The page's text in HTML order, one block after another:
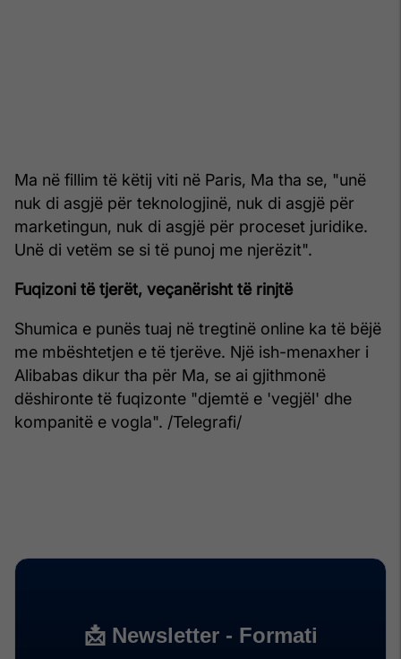
Ma në fillim të këtij viti në Paris, Ma tha se, "unë
nuk di asgjë për teknologjinë, nuk di asgjë për
marketingun, nuk di asgjë për proceset juridike.
Unë di vetëm se si të punoj me njerëzit".
Fuqizoni të tjerët, veçanërisht të rinjtë
Shumica e punës tuaj në tregtinë online ka të bëjë
me mbështetjen e të tjerëve. Një ish-menaxher i
Alibabas dikur tha për Ma, se ai gjithmonë
dëshironte të fuqizonte "djemtë e 'vegjël' dhe
kompanitë e vogla". /Telegrafi/